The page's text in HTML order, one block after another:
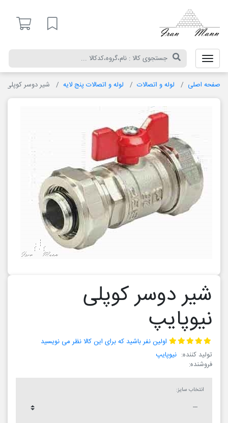
لیست مورد علاقه
صفحه اصلی لوله و اتصالات لوله و اتصالات پنج لایه شیر دوسر کوپلی
شیر دوسر کوپلی
نیوپایپ
اولین نفر باشید که برای این کالا نظر می نویسید
تولید کننده: نیوپایپ
فروشنده:
انتخاب سایز: